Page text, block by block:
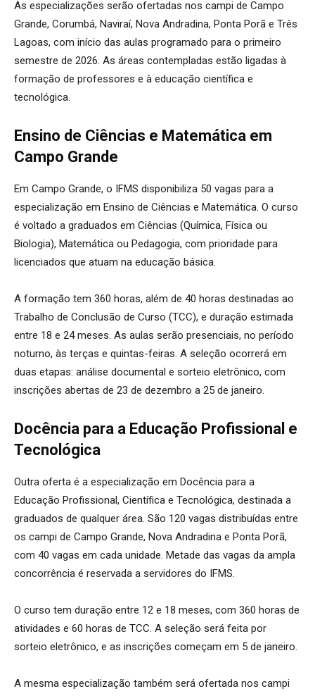
As especializações serão ofertadas nos campi de Campo
Grande, Corumbá, Naviraí, Nova Andradina, Ponta Porã e Três
Lagoas, com início das aulas programado para o primeiro
semestre de 2026. As áreas contempladas estão ligadas à
formação de professores e à educação científica e
tecnológica.
Ensino de Ciências e Matemática em
Campo Grande
Em Campo Grande, o IFMS disponibiliza 50 vagas para a
especialização em Ensino de Ciências e Matemática. O curso
é voltado a graduados em Ciências (Química, Física ou
Biologia), Matemática ou Pedagogia, com prioridade para
licenciados que atuam na educação básica.
A formação tem 360 horas, além de 40 horas destinadas ao
Trabalho de Conclusão de Curso (TCC), e duração estimada
entre 18 e 24 meses. As aulas serão presenciais, no período
noturno, às terças e quintas-feiras. A seleção ocorrerá em
duas etapas: análise documental e sorteio eletrônico, com
inscrições abertas de 23 de dezembro a 25 de janeiro.
Docência para a Educação Profissional e
Tecnológica
Outra oferta é a especialização em Docência para a
Educação Profissional, Científica e Tecnológica, destinada a
graduados de qualquer área. São 120 vagas distribuídas entre
os campi de Campo Grande, Nova Andradina e Ponta Porã,
com 40 vagas em cada unidade. Metade das vagas da ampla
concorrência é reservada a servidores do IFMS.
O curso tem duração entre 12 e 18 meses, com 360 horas de
atividades e 60 horas de TCC. A seleção será feita por
sorteio eletrônico, e as inscrições começam em 5 de janeiro.
A mesma especialização também será ofertada nos campi